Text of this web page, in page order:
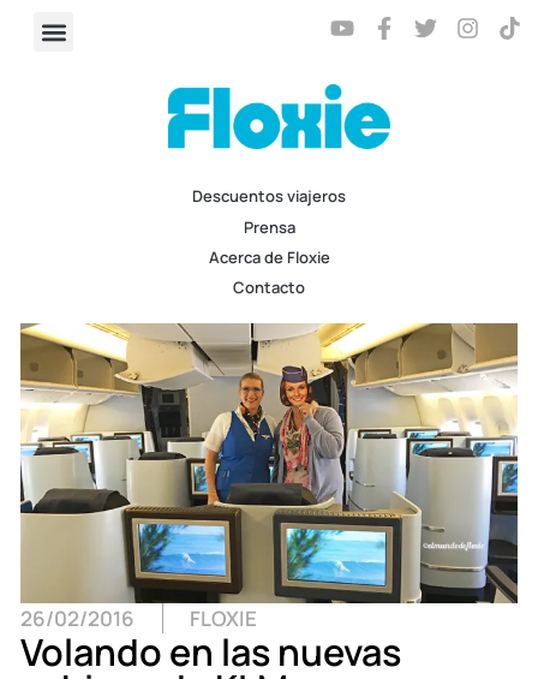
Descuentos viajeros
Prensa
Acerca de Floxie
Contacto
26/02/2016 FLOXIE
Volando en las nuevas